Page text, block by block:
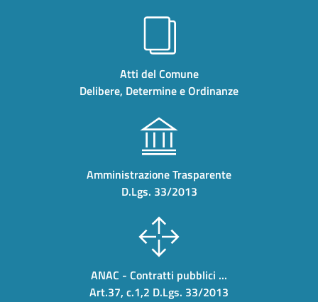
Atti del Comune
Delibere, Determine e Ordinanze
Amministrazione Trasparente
D.Lgs. 33/2013
ANAC - Contratti pubblici ...
Art.37, c.1,2 D.Lgs. 33/2013